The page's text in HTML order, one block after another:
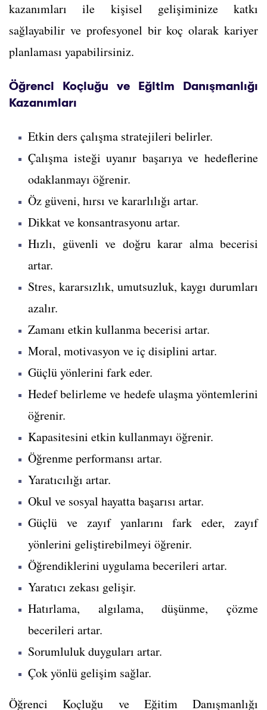
kazanımları ile kişisel gelişiminize katkı
sağlayabilir ve profesyonel bir koç olarak kariyer
planlaması yapabilirsiniz.
Öğrenci Koçluğu ve Eğitim Danışmanlığı
Kazanımları
Etkin ders çalışma stratejileri belirler.
Çalışma isteği uyanır başarıya ve hedeflerine
odaklanmayı öğrenir.
Öz güveni, hırsı ve kararlılığı artar.
Dikkat ve konsantrasyonu artar.
Hızlı, güvenli ve doğru karar alma becerisi
artar.
Stres, kararsızlık, umutsuzluk, kaygı durumları
azalır.
Zamanı etkin kullanma becerisi artar.
Moral, motivasyon ve iç disiplini artar.
Güçlü yönlerini fark eder.
Hedef belirleme ve hedefe ulaşma yöntemlerini
öğrenir.
Kapasitesini etkin kullanmayı öğrenir.
Öğrenme performansı artar.
Yaratıcılığı artar.
Okul ve sosyal hayatta başarısı artar.
Güçlü ve zayıf yanlarını fark eder, zayıf
yönlerini geliştirebilmeyi öğrenir.
Öğrendiklerini uygulama becerileri artar.
Yaratıcı zekası gelişir.
Hatırlama, algılama, düşünme, çözme
becerileri artar.
Sorumluluk duyguları artar.
Çok yönlü gelişim sağlar.
Öğrenci Koçluğu ve Eğitim Danışmanlığı